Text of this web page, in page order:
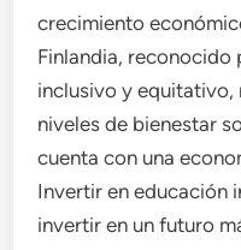
crecimiento
Finlandia, reconocido
inclusivo y equitativo,
niveles de bienestar
cuenta con una
Invertir en educación
invertir en un futuro